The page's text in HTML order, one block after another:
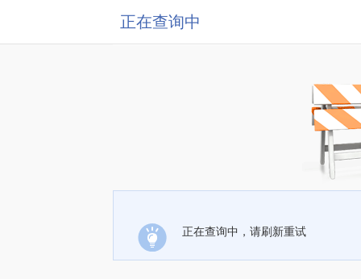
正在查询中
正在查询中，请刷新重试